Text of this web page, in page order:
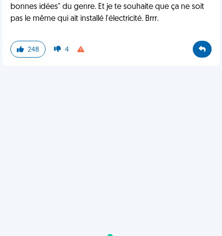
bonnes idées" du genre. Et je te souhaite que ça ne soit
pas le même qui ait installé l'électricité. Brrr.
248 4